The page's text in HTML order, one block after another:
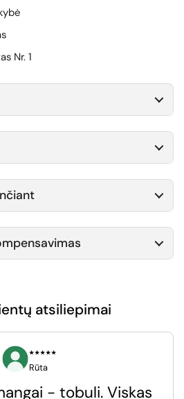
Nr. 1
atsiliepimai
⭑⭑⭑⭑⭑
Rūta
- tobuli. Viskas